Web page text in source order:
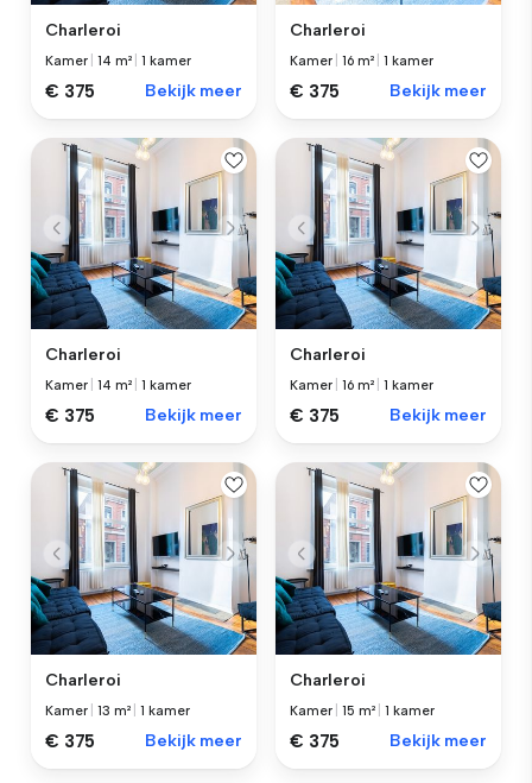
Charleroi
Kamer |14 m² |1 kamer
€ 375 Bekijk meer
Charleroi
Kamer |16 m² |1 kamer
€ 375 Bekijk meer
Charleroi
Kamer |14 m² |1 kamer
€ 375 Bekijk meer
Charleroi
Kamer |16 m² |1 kamer
€ 375 Bekijk meer
Charleroi
Kamer |13 m² |1 kamer
€ 375 Bekijk meer
Charleroi
Kamer |15 m² |1 kamer
€ 375 Bekijk meer